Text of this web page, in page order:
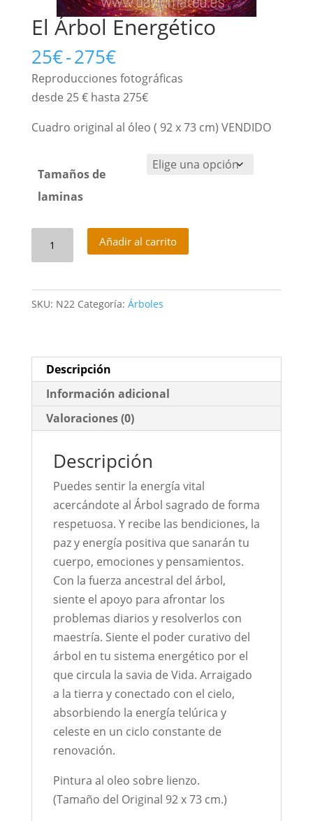
El Árbol Energético
25€-275€Rango
de
precios:
25€
275€
Reproducciones fotográficas
desde 25 € hasta 275€
Cuadro original al óleo ( 92 x 73 cm) VENDIDO
Tamaños de
laminas
cantidad
Añadir al carrito
SKU: N22 Categoría: Árboles
Descripción
Información adicional
Valoraciones (0)
Descripción
Puedes sentir la energía vital
acercándote al Árbol sagrado de forma
respetuosa. Y recibe las bendiciones, la
paz y energía positiva que sanarán tu
cuerpo, emociones y pensamientos.
Con la fuerza ancestral del árbol,
siente el apoyo para afrontar los
problemas diarios y resolverlos con
maestría. Siente el poder curativo del
árbol en tu sistema energético por el
que circula la savia de Vida. Arraigado
a la tierra y conectado con el cielo,
absorbiendo la energía telúrica y
celeste en un ciclo constante de
renovación.
Pintura al oleo sobre lienzo.
(Tamaño del Original 92 x 73 cm.)